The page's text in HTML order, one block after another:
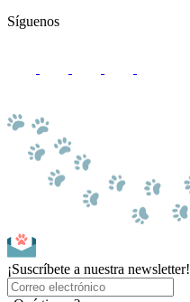
Síguenos
¡Suscríbete a nuestra newsletter!